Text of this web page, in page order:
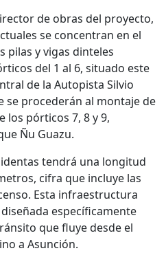
de obras del proyecto,
se concentran en el
pilas y vigas dinteles
del 1 al 6, situado este
de la Autopista Silvio
se procederán al montaje de
los pórticos 7, 8 y 9,
Ñu Guazu.
tendrá una longitud
cifra que incluye las
Esta infraestructura
específicamente
que fluye desde el
a Asunción.